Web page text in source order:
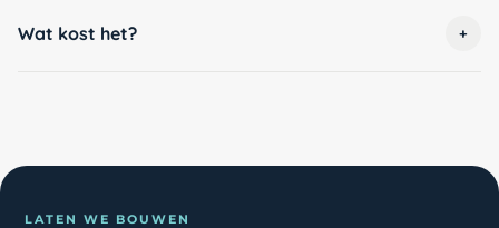
Wat kost het? +
LATEN WE BOUWEN